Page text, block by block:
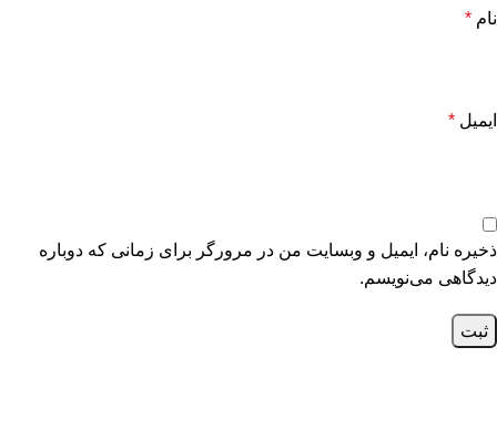
نام *
ایمیل *
ذخیره نام، ایمیل و وبسایت من در مرورگر برای زمانی که دوباره
دیدگاهی می‌نویسم.